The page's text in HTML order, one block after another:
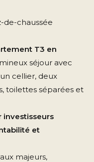
de-chaussée
T3 en
séjour avec
cellier, deux
toilettes séparées et
investisseurs
et
majeurs,